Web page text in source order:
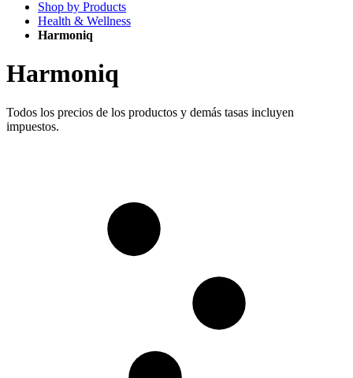
Shop by Products
Health & Wellness
Harmoniq
Harmoniq
Todos los precios de los productos y demás tasas incluyen
impuestos.